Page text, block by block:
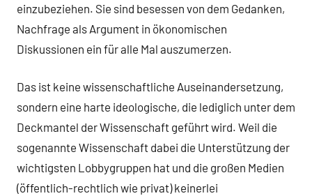
einzubeziehen. Sie sind besessen von dem Gedanken,
Nachfrage als Argument in ökonomischen
Diskussionen ein für alle Mal auszumerzen.
Das ist keine wissenschaftliche Auseinandersetzung,
sondern eine harte ideologische, die lediglich unter dem
Deckmantel der Wissenschaft geführt wird. Weil die
sogenannte Wissenschaft dabei die Unterstützung der
wichtigsten Lobbygruppen hat und die großen Medien
(öffentlich-rechtlich wie privat) keinerlei